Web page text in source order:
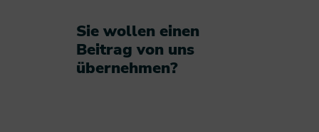
Sie wollen einen
Beitrag von uns
übernehmen?​